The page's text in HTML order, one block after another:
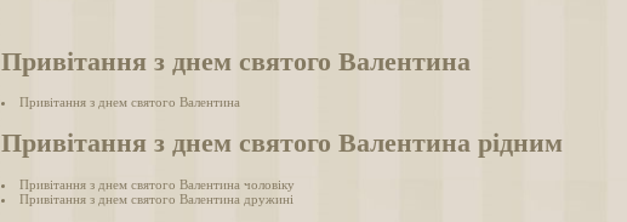
Привітання з днем святого Валентина
Привітання з днем святого Валентина
Привітання з днем святого Валентина рідним
Привітання з днем святого Валентина чоловіку
Привітання з днем святого Валентина дружині